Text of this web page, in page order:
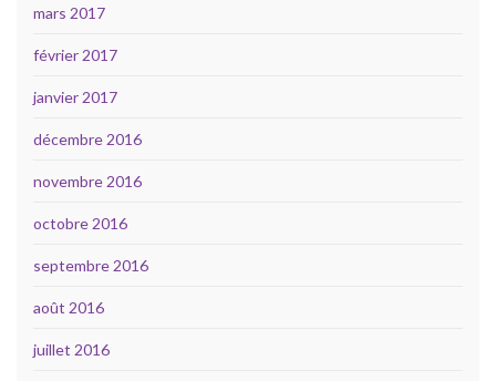
mars 2017
février 2017
janvier 2017
décembre 2016
novembre 2016
octobre 2016
septembre 2016
août 2016
juillet 2016